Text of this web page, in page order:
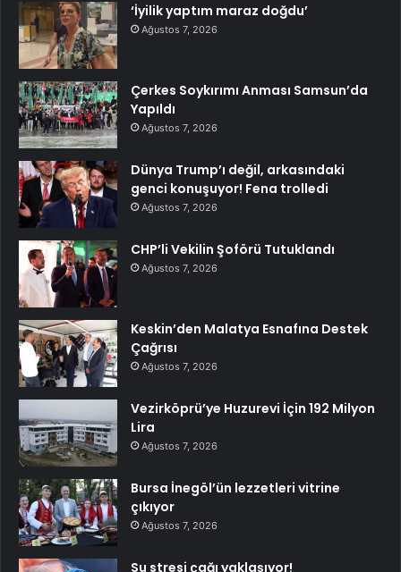
‘İyilik yaptım maraz doğdu’
Ağustos 7, 2026
Çerkes Soykırımı Anması Samsun’da
Yapıldı
Ağustos 7, 2026
Dünya Trump’ı değil, arkasındaki
genci konuşuyor! Fena trolledi
Ağustos 7, 2026
CHP’li Vekilin Şoförü Tutuklandı
Ağustos 7, 2026
Keskin’den Malatya Esnafına Destek
Çağrısı
Ağustos 7, 2026
Vezirköprü’ye Huzurevi İçin 192 Milyon
Lira
Ağustos 7, 2026
Bursa İnegöl’ün lezzetleri vitrine
çıkıyor
Ağustos 7, 2026
Su stresi çağı yaklaşıyor!